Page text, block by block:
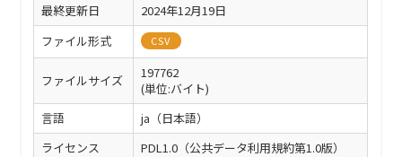
最終更新日
2024年12月19日
ファイル形式
CSV
ファイルサイズ
197762
(単位:バイト)
言語
ja（日本語）
ライセンス
PDL1.0（公共データ利用規約第1.0版）